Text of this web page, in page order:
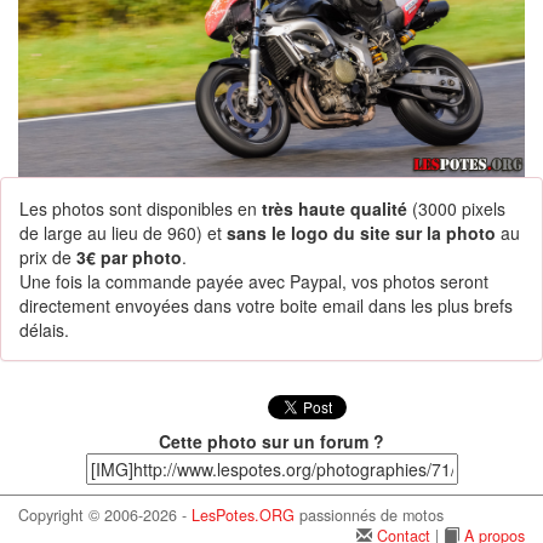
Les photos sont disponibles en très haute qualité (3000 pixels
de large au lieu de 960) et sans le logo du site sur la photo au
prix de 3€ par photo.
Une fois la commande payée avec Paypal, vos photos seront
directement envoyées dans votre boite email dans les plus brefs
délais.
Cette photo sur un forum ?
Copyright © 2006-2026 - LesPotes.ORG passionnés de motos
Contact | A propos